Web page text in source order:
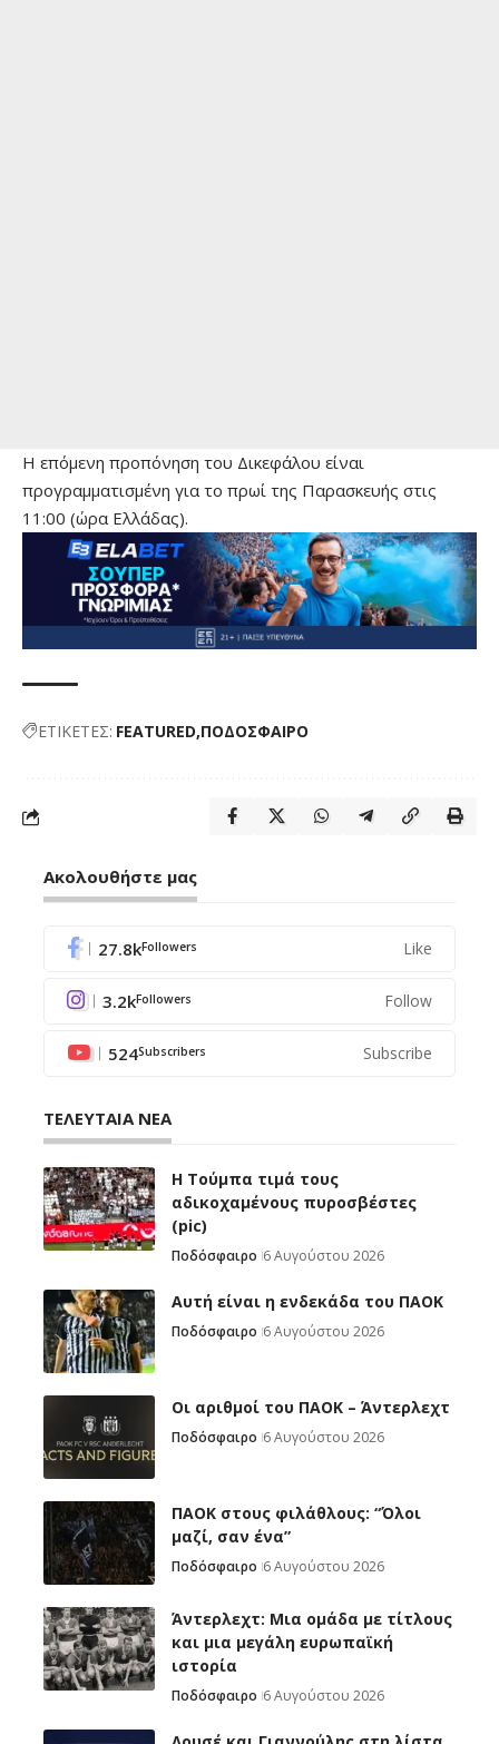
Η επόμενη προπόνηση του Δικεφάλου είναι
προγραμματισμένη για το πρωί της Παρασκευής στις
11:00 (ώρα Ελλάδας).
ΕΤΙΚΕΤΕΣ: FEATURED ΠΟΔΟΣΦΑΙΡΟ
Ακολουθήστε μας
27.8kFollowers Like
3.2kFollowers Follow
524Subscribers Subscribe
ΤΕΛΕΥΤΑΙΑ ΝΕΑ
H Tούμπα τιμά τους
αδικοχαμένους πυροσβέστες
(pic)
Ποδόσφαιρο 6 Αυγούστου 2026
Αυτή είναι η ενδεκάδα του ΠΑΟΚ
Ποδόσφαιρο 6 Αυγούστου 2026
Oι αριθμοί του ΠΑΟΚ – Άντερλεχτ
Ποδόσφαιρο 6 Αυγούστου 2026
ΠΑΟΚ στους φιλάθλους: “Όλοι
μαζί, σαν ένα”
Ποδόσφαιρο 6 Αυγούστου 2026
Άντερλεχτ: Mια ομάδα με τίτλους
και μια μεγάλη ευρωπαϊκή
ιστορία
Ποδόσφαιρο 6 Αυγούστου 2026